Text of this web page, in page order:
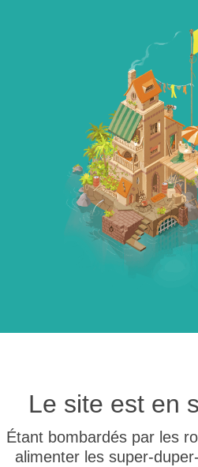
Le site est en
Étant bombardés par les
alimenter les super-